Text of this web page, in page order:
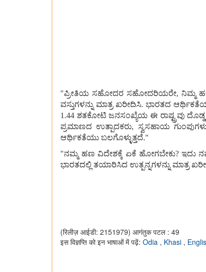
"ಪ್ರೀತಿಯ ಸಹೋದರ ಸಹೋದರಿಯರೇ, ನಿಮ್ಮ
ವಸ್ತುಗಳನ್ನು ಮಾತ್ರ ಖರೀದಿಸಿ. ಭಾರತದ
1.44 ಶತಕೋಟಿ ಜನಸಂಖ್ಯೆಯ ಈ ರಾಷ್ಟ್ರವು ದೊಡ್ಡ
ಪ್ರಮಾಣದ ಉತ್ಪಾದಕರು, ಸ್ವಸಹಾಯ
ಆರ್ಥಿಕತೆಯು ಬಲಗೊಳ್ಳುತ್ತದೆ."
"ನಮ್ಮ ಹಣ ವಿದೇಶಕ್ಕೆ ಏಕೆ ಹೋಗಬೇಕು? ಇದು
ಭಾರತದಲ್ಲಿ ತಯಾರಿಸಿದ ಉತ್ಪನ್ನಗಳನ್ನು ಮಾತ್ರ
(रिलीज़ आईडी: 2151979) आगंतुक पटल : 49
इस विज्ञप्ति को इन भाषाओं में पढ़ें: Odia , Khasi ,